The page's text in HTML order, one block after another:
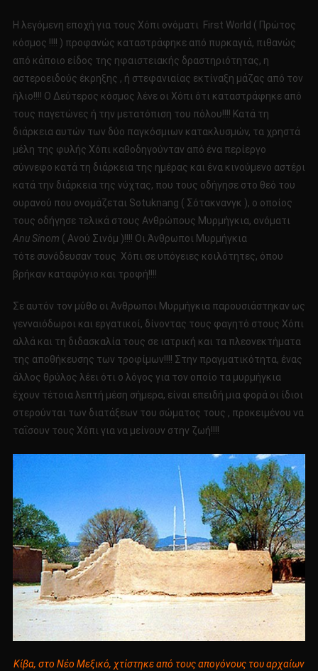
Η λεγόμενη εποχή για τους Χόπι ονόματι First World ( Πρώτος
κόσμος !!!! ) προφανώς καταστράφηκε από πυρκαγιά, πιθανώς
από κάποιο είδος της ηφαιστειακής δραστηριότητας, η
αστεροειδούς έκρηξης , ή στεφανιαίας εκτίναξη μάζας από τον
ήλιο!!!! Ο Δεύτερος κόσμος λένε οι Χόπι ότι καταστράφηκε από
τους παγετώνες ή την μετατόπιση του πόλου!!!! Κατά τη
διάρκεια αυτών των δύο παγκόσμιων κατακλυσμών, τα χρηστά
μέλη της φυλής Χόπι καθοδηγούνταν από ένα περίεργο
σύννεφο κατά τη διάρκεια της ημέρας και ένα κινούμενο αστέρι
κατά την διάρκεια της νύχτας, που τους οδήγησε στο θεό του
ουρανού που ονομάζεται Sotuknang ( Σότακνανγκ ), ο οποίος
τους οδήγησε τελικά στους Ανθρώπους Μυρμήγκια, ονόματι
Anu Sinom ( Ανού Σινόμ )!!!! Οι Άνθρωποι Μυρμήγκια
τότε συνόδευσαν τους Χόπι σε υπόγειες κοιλότητες, όπου
βρήκαν καταφύγιο και τροφή!!!!
Σε αυτόν τον μύθο οι Άνθρωποι Μυρμήγκια παρουσιάστηκαν ως
γενναιόδωροι και εργατικοί, δίνοντας τους φαγητό στους Χόπι
αλλά και τη διδασκαλία τους σε ιατρική και τα πλεονεκτήματα
της αποθήκευσης των τροφίμων!!!! Στην πραγματικότητα, ένας
άλλος θρύλος λέει ότι ο λόγος για τον οποίο τα μυρμήγκια
έχουν τέτοια λεπτή μέση σήμερα, είναι επειδή μια φορά οι ίδιοι
στερούνται των διατάξεων του σώματος τους , προκειμένου να
ταΐσουν τους Χόπι για να μείνουν στην ζωή!!!!
Κίβα, στο Νέο Μεξικό, χτίστηκε από τους απογόνους του αρχαίων